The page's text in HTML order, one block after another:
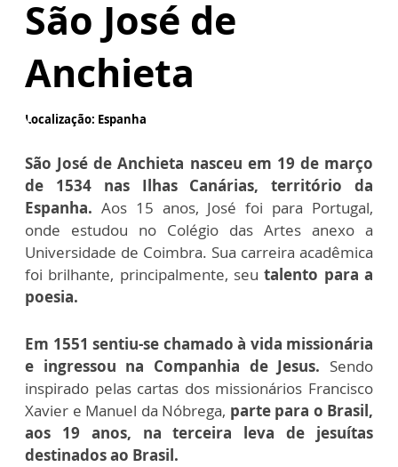
São José de
Anchieta
Localização: Espanha
São José de Anchieta nasceu em 19 de março
de 1534 nas Ilhas Canárias, território da
Espanha. Aos 15 anos, José foi para Portugal,
onde estudou no Colégio das Artes anexo a
Universidade de Coimbra. Sua carreira acadêmica
foi brilhante, principalmente, seutalento para a
poesia.
Em 1551 sentiu-se chamado à vida missionária
e ingressou na Companhia de Jesus. Sendo
inspirado pelas cartas dos missionários Francisco
Xavier e Manuel da Nóbrega, parte para o Brasil,
aos 19 anos, na terceira leva de jesuítas
destinados ao Brasil.